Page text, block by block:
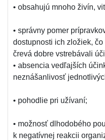
• obsahujú mnoho živín,
• správny pomer
dostupnosti ich zložiek,
črevá dobre vstrebávali
• absencia vedľajších
neznášanlivosť
• pohodlie pri užívaní;
• možnosť dlhodobého
k negatívnej reakcii